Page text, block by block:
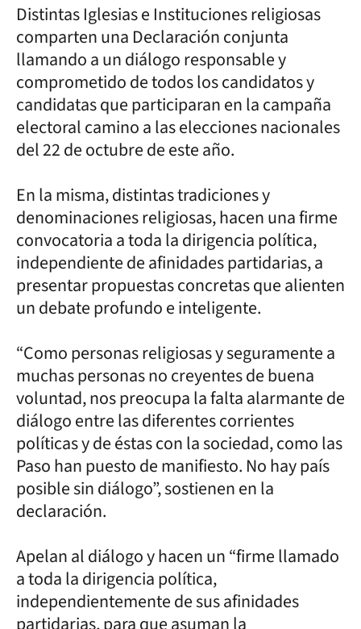
Distintas Iglesias e Instituciones religiosas
comparten una Declaración conjunta
llamando a un diálogo responsable y
comprometido de todos los candidatos y
candidatas que participaran en la campaña
electoral camino a las elecciones nacionales
del 22 de octubre de este año.
En la misma, distintas tradiciones y
denominaciones religiosas, hacen una firme
convocatoria a toda la dirigencia política,
independiente de afinidades partidarias, a
presentar propuestas concretas que alienten
un debate profundo e inteligente.
“Como personas religiosas y seguramente a
muchas personas no creyentes de buena
voluntad, nos preocupa la falta alarmante de
diálogo entre las diferentes corrientes
políticas y de éstas con la sociedad, como las
Paso han puesto de manifiesto. No hay país
posible sin diálogo”, sostienen en la
declaración.
Apelan al diálogo y hacen un “firme llamado
a toda la dirigencia política,
independientemente de sus afinidades